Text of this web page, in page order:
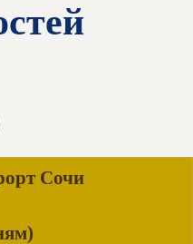
Сочи